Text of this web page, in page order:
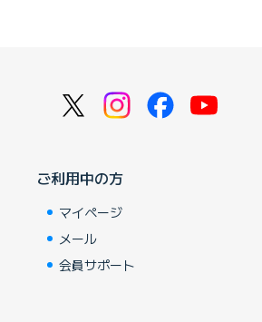
ご利用中の方
マイページ
メール
会員サポート